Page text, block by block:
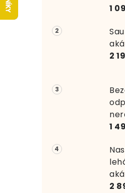
a
n
í
p
n
e
1
2
1
2